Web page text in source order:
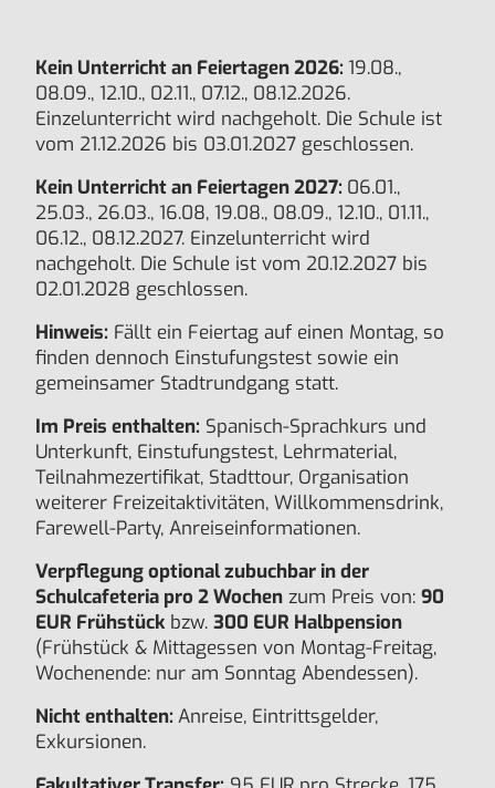
Kein Unterricht an Feiertagen 2026: 19.08.,
08.09., 12.10., 02.11., 07.12., 08.12.2026.
Einzelunterricht wird nachgeholt. Die Schule ist
vom 21.12.2026 bis 03.01.2027 geschlossen.
Kein Unterricht an Feiertagen 2027: 06.01.,
25.03., 26.03., 16.08, 19.08., 08.09., 12.10., 01.11.,
06.12., 08.12.2027. Einzelunterricht wird
nachgeholt. Die Schule ist vom 20.12.2027 bis
02.01.2028 geschlossen.
Hinweis: Fällt ein Feiertag auf einen Montag, so
finden dennoch Einstufungstest sowie ein
gemeinsamer Stadtrundgang statt.
Im Preis enthalten: Spanisch-Sprachkurs und
Unterkunft, Einstufungstest, Lehrmaterial,
Teilnahmezertifikat, Stadttour, Organisation
weiterer Freizeitaktivitäten, Willkommensdrink,
Farewell-Party, Anreiseinformationen.
Verpflegung optional zubuchbar in der
Schulcafeteria pro 2 Wochen zum Preis von: 90
EUR Frühstück bzw. 300 EUR Halbpension
(Frühstück & Mittagessen von Montag-Freitag,
Wochenende: nur am Sonntag Abendessen).
Nicht enthalten: Anreise, Eintrittsgelder,
Exkursionen.